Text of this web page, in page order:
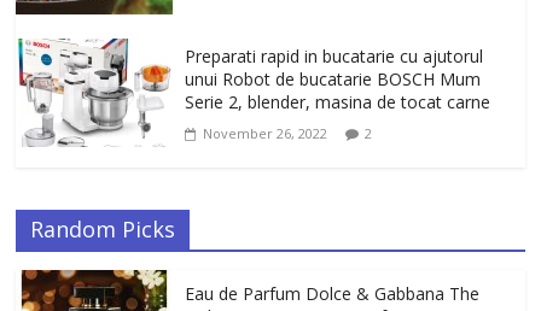
Preparati rapid in bucatarie cu ajutorul
unui Robot de bucatarie BOSCH Mum
Serie 2, blender, masina de tocat carne
November 26, 2022 2
Random Picks
Eau de Parfum Dolce & Gabbana The